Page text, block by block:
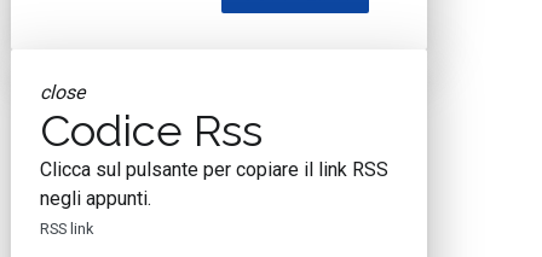
close
Codice Rss
Clicca sul pulsante per copiare il link RSS
negli appunti.
RSS link